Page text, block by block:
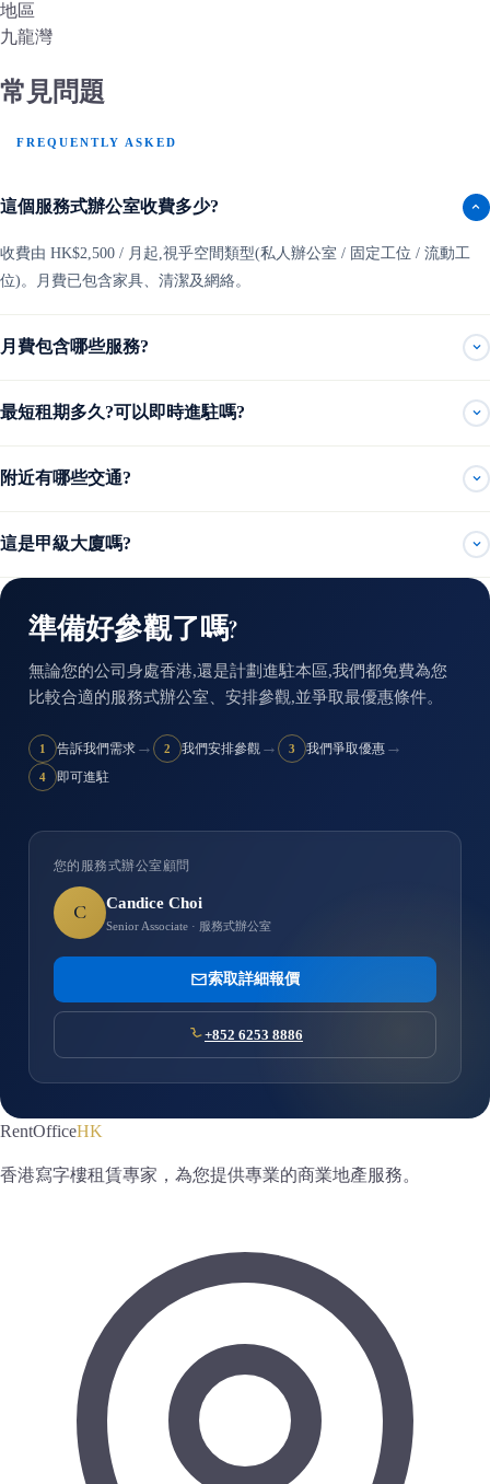
地區
九龍灣
常見問題
FREQUENTLY ASKED
這個服務式辦公室收費多少?
收費由 HK$2,500 / 月起,視乎空間類型(私人辦公室 / 固定工位 / 流動工
位)。月費已包含家具、清潔及網絡。
月費包含哪些服務?
最短租期多久?可以即時進駐嗎?
附近有哪些交通?
這是甲級大廈嗎?
準備好參觀了嗎?
無論您的公司身處香港,還是計劃進駐本區,我們都免費為您
比較合適的服務式辦公室、安排參觀,並爭取最優惠條件。
1 告訴我們需求 → 2 我們安排參觀 → 3 我們爭取優惠 →
4 即可進駐
您的服務式辦公室顧問
C Candice Choi
Senior Associate · 服務式辦公室
索取詳細報價
+852 6253 8886
RentOfficeHK
香港寫字樓租賃專家，為您提供專業的商業地產服務。